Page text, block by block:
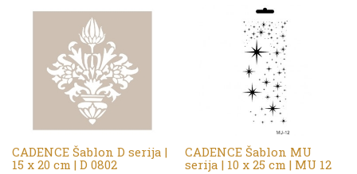
CADENCE Šablon D serija |
15 x 20 cm | D 0802
CADENCE Šablon MU
serija | 10 x 25 cm | MU 12